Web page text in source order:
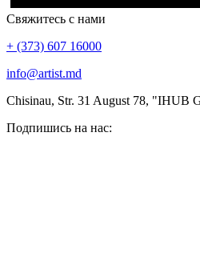
Свяжитесь с нами
+ (373) 607 16000
info@artist.md
Chisinau, Str. 31 August 78, "IHUB
Подпишись на нас: